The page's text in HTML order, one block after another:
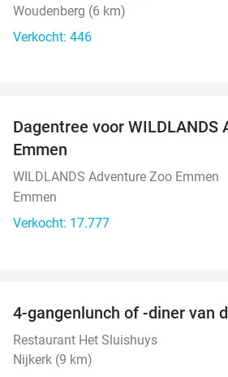
Woudenberg (6 km)
Verkocht: 446
Dagentree voor WILDLANDS
Emmen
WILDLANDS Adventure Zoo Emmen
Emmen
Verkocht: 17.777
4-gangenlunch of -diner van
Restaurant Het Sluishuys
Nijkerk (9 km)